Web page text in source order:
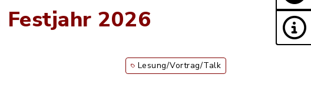
2026
Lesung/Vortrag/Talk